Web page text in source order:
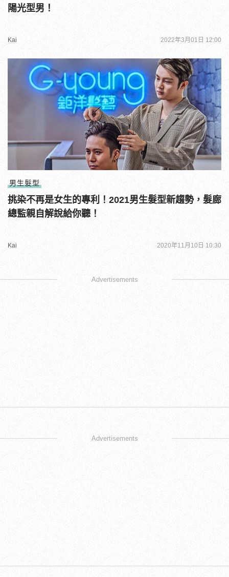
陽光型男！
Kai 2022年3月01日 12:00
男生髮型
挑染不再是女生的專利！2021男生髮型新趨勢，髮廊
總監親自解說給你聽！
Kai 2020年11月10日 10:30
Advertisements
Advertisements